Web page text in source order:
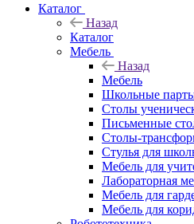
Каталог
Назад
Каталог
Мебель
Назад
Мебель
Школьные
Столы
Письменные
Столы-
Стулья для
Мебель для
Лабораторная
Мебель для
Мебель для